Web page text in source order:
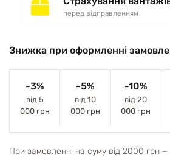
перед відправленням
Знижка при оформленні
-3%
від 5
000 грн
-5%
від 10
000 грн
-10%
від 20
000 грн
При замовленні на суму від 2000 грн −